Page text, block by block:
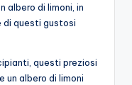
albero di limoni, in
di questi gustosi
questi preziosi
un albero di limoni